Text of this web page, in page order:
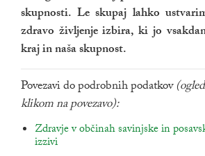
skupnosti. Le skupaj lahko
zdravo življenje izbira, ki jo
kraj in naša skupnost.
Povezavi do podrobnih podatkov
klikom na povezavo):
povezava na dokument
Zdravje v občinah savinjske in
izzivi